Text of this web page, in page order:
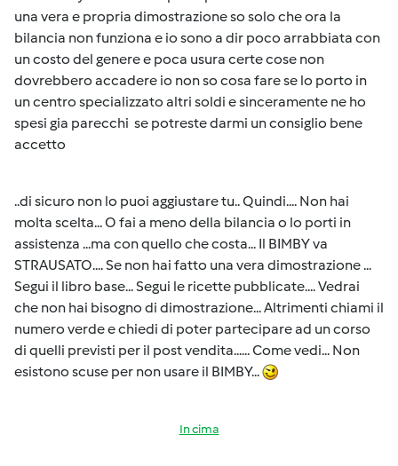
una vera e propria dimostrazione so solo che ora la
bilancia non funziona e io sono a dir poco arrabbiata con
un costo del genere e poca usura certe cose non
dovrebbero accadere io non so cosa fare se lo porto in
un centro specializzato altri soldi e sinceramente ne ho
spesi gia parecchi se potreste darmi un consiglio bene
accetto
..di sicuro non lo puoi aggiustare tu.. Quindi.... Non hai
molta scelta... O fai a meno della bilancia o lo porti in
assistenza ...ma con quello che costa... Il BIMBY va
STRAUSATO.... Se non hai fatto una vera dimostrazione ...
Segui il libro base... Segui le ricette pubblicate.... Vedrai
che non hai bisogno di dimostrazione... Altrimenti chiami il
numero verde e chiedi di poter partecipare ad un corso
di quelli previsti per il post vendita...... Come vedi... Non
esistono scuse per non usare il BIMBY...
In cima